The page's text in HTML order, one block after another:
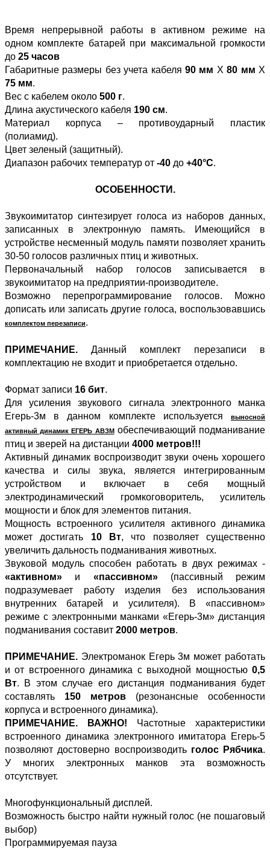
Время непрерывной работы в активном режиме на
одном комплекте батарей при максимальной громкости
до 25 часов
Габаритные размеры без учета кабеля 90 мм Х80 мм Х
75 мм.
Вес с кабелем около 500 г.
Длина акустического кабеля 190 см.
Материал корпуса – противоударный пластик
(полиамид).
Цвет зеленый (защитный).
Диапазон рабочих температур от -40 до +40°C.
ОСОБЕННОСТИ.
Звукоимитатор синтезирует голоса из наборов данных,
записанных в электронную память. Имеющийся в
устройстве несменный модуль памяти позволяет хранить
30-50 голосов различных птиц и животных.
Первоначальный набор голосов записывается в
звукоимитатор на предприятии-производителе.
Возможно перепрограммирование голосов. Можно
дописать или записать другие голоса, воспользовавшись
комплектом перезаписи.
ПРИМЕЧАНИЕ. Данный комплект перезаписи в
комплектацию не входит и приобретается отдельно.
Формат записи 16 бит.
Для усиления звукового сигнала электронного манка
Егерь-3м в данном комплекте используется
выносной
активный динамик ЕГЕРЬ АВЗМобеспечивающий подманивание
птиц и зверей на дистанции 4000 метров!!!
Активный динамик воспроизводит звуки очень хорошего
качества и силы звука, является интегрированным
устройством и включает в себя мощный
электродинамический громкоговоритель, усилитель
мощности и блок для элементов питания.
Мощность встроенного усилителя активного динамика
может достигать 10 Вт, что позволяет существенно
увеличить дальность подманивания животных.
Звуковой модуль способен работать в двух режимах -
«активном» и «пассивном»(пассивный режим
подразумевает работу изделия без использования
внутренних батарей и усилителя). В «пассивном»
режиме с электронными манками «Егерь-3м» дистанция
подманивания составит 2000 метров.
ПРИМЕЧАНИЕ. Электроманок Егерь 3м может работать
и от встроенного динамика с выходной мощностью 0,5
Вт. В этом случае его дистанция подманивания будет
составлять 150 метров (резонансные особенности
корпуса и встроенного динамика).
ПРИМЕЧАНИЕ. ВАЖНО! Частотные характеристики
встроенного динамика электронного имитатора Егерь-5
позволяют достоверно воспроизводить голос Рябчика.
У многих электронных манков эта возможность
отсутствует.
Многофункциональный дисплей.
Возможность быстро найти нужный голос (не пошаговый
выбор)
Программируемая пауза